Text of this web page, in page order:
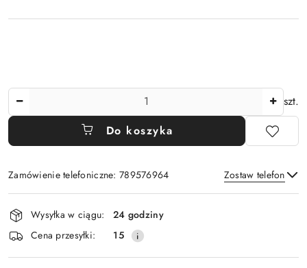
szt.
Do koszyka
Zamówienie telefoniczne: 789576964 Zostaw telefon
Wyślij
Dostępność
i
dostawa
Wysyłka w ciągu:
24 godziny
Cena przesyłki:
15